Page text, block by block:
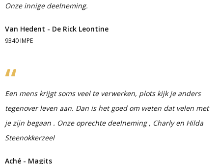
Onze innige deelneming.
Van Hedent - De Rick Leontine
9340 IMPE
Een mens krijgt soms veel te verwerken, plots kijk je anders
tegenover leven aan. Dan is het goed om weten dat velen met
je zijn begaan . Onze oprechte deelneming , Charly en Hilda
Steenokkerzeel
Aché - Magits